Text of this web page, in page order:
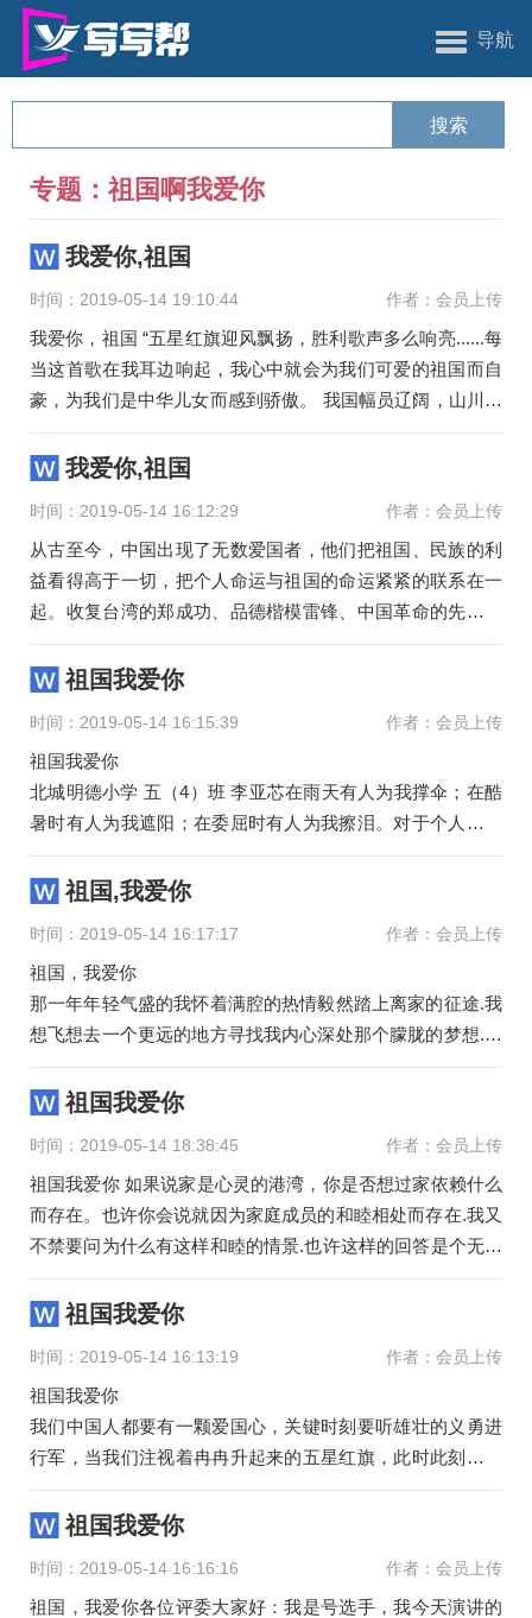
导航
专题：祖国啊我爱你
我爱你,祖国
时间：2019-05-14 19:10:44 作者：会员上传
我爱你，祖国 “五星红旗迎风飘扬，胜利歌声多么响亮......每
当这首歌在我耳边响起，我心中就会为我们可爱的祖国而自
豪，为我们是中华儿女而感到骄傲。 我国幅员辽阔，山川秀
丽，资源
我爱你,祖国
时间：2019-05-14 16:12:29 作者：会员上传
从古至今，中国出现了无数爱国者，他们把祖国、民族的利
益看得高于一切，把个人命运与祖国的命运紧紧的联系在一
起。收复台湾的郑成功、品德楷模雷锋、中国革命的先驱者
孙中山……
祖国我爱你
时间：2019-05-14 16:15:39 作者：会员上传
祖国我爱你
北城明德小学 五（4）班 李亚芯在雨天有人为我撑伞；在酷
暑时有人为我遮阳；在委屈时有人为我擦泪。对于个人来言
母亲是最伟大的，而对于全国人类来说，祖国又是最伟大
的。我祖国,我爱你
时间：2019-05-14 16:17:17 作者：会员上传
祖国，我爱你
那一年年轻气盛的我怀着满腔的热情毅然踏上离家的征途.我
想飞想去一个更远的地方寻找我内心深处那个朦胧的梦想.我
开始相信祖国已不能给予我宽广的天空而离开它
祖国我爱你
时间：2019-05-14 18:38:45 作者：会员上传
祖国我爱你 如果说家是心灵的港湾，你是否想过家依赖什么
而存在。也许你会说就因为家庭成员的和睦相处而存在.我又
不禁要问为什么有这样和睦的情景.也许这样的回答是个无底
洞
祖国我爱你
时间：2019-05-14 16:13:19 作者：会员上传
祖国我爱你
我们中国人都要有一颗爱国心，关键时刻要听雄壮的义勇进
行军，当我们注视着冉冉升起来的五星红旗，此时此刻我们
的心中升起一种无比神圣的使命感和责任感。对国旗来说，
祖国我爱你
时间：2019-05-14 16:16:16 作者：会员上传
祖国，我爱你各位评委大家好：我是号选手，我今天演讲的